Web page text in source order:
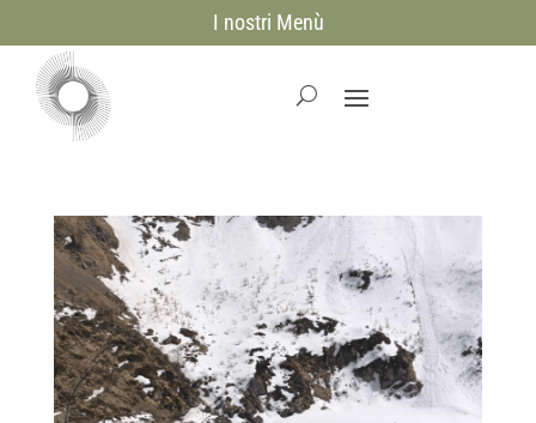
I nostri Menù